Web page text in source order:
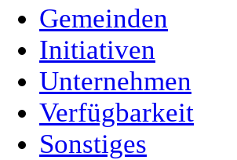
Gemeinden
Initiativen
Unternehmen
Verfügbarkeit
Sonstiges